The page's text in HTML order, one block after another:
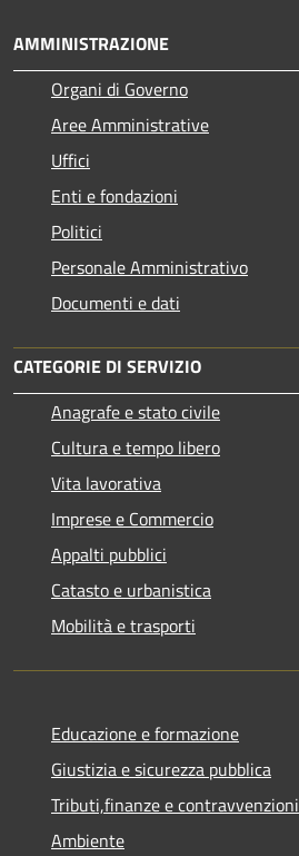
AMMINISTRAZIONE
Organi di Governo
Aree Amministrative
Uffici
Enti e fondazioni
Politici
Personale Amministrativo
Documenti e dati
CATEGORIE DI SERVIZIO
Anagrafe e stato civile
Cultura e tempo libero
Vita lavorativa
Imprese e Commercio
Appalti pubblici
Catasto e urbanistica
Mobilità e trasporti
Educazione e formazione
Giustizia e sicurezza pubblica
Tributi,finanze e contravvenzioni
Ambiente